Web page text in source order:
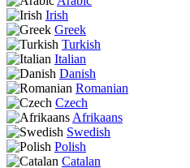
Irish
Greek
Turkish
Italian
Danish
Romanian
Czech
Afrikaans
Swedish
Polish
Catalan